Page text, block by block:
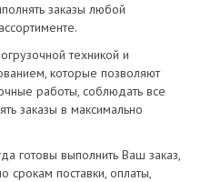
заказы любой
техникой и
которые позволяют
работы, соблюдать все
заказы в максимально
готовы выполнить Ваш заказ,
срокам поставки, оплаты,